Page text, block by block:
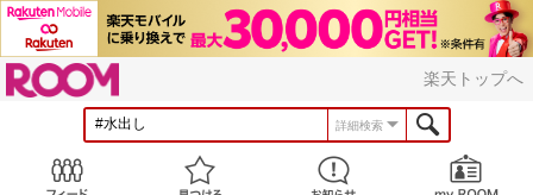
楽天トップへ
詳細検索
見つける お知らせ